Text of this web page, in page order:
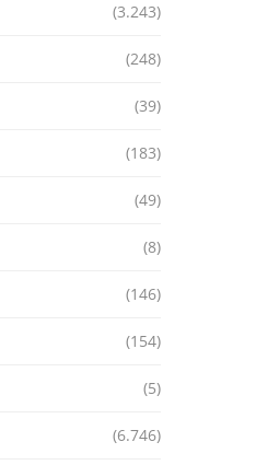
(3.243)
(248)
(39)
(183)
(49)
(8)
(146)
(154)
(5)
(6.746)